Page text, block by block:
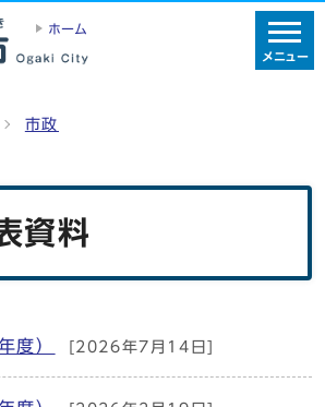
ホーム
メニュー
市政
資料
ー
度） [2026年7月14日]